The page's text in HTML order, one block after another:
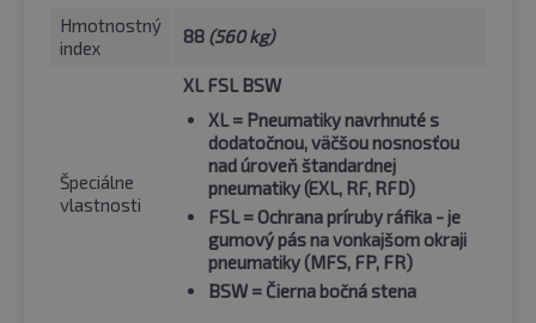
Hmotnostný
index
88 (560 kg)
Špeciálne
vlastnosti
XL FSL BSW
XL = Pneumatiky navrhnuté s
dodatočnou, väčšou nosnosťou
nad úroveň štandardnej
pneumatiky (EXL, RF, RFD)
FSL = Ochrana príruby ráfika - je
gumový pás na vonkajšom okraji
pneumatiky (MFS, FP, FR)
BSW = Čierna bočná stena